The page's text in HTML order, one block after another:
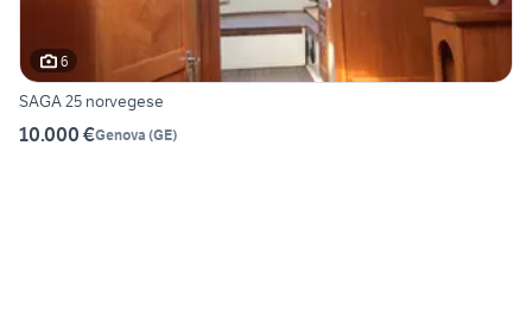
6
SAGA 25 norvegese
10.000 €Genova (GE)